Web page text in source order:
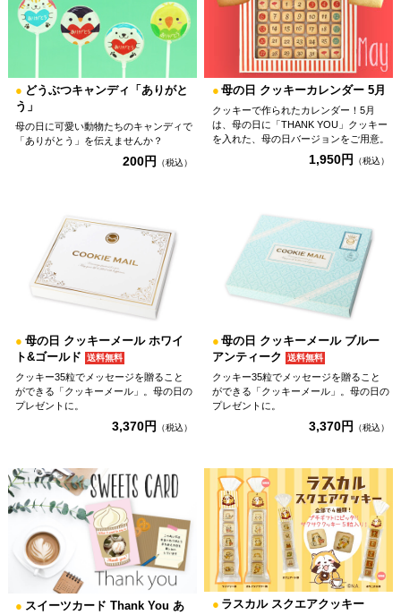
● どうぶつキャンディ「ありがと
う」
母の日に可愛い動物たちのキャンディで
「ありがとう」を伝えませんか？
200円 （税込）
●母の日 クッキーカレンダー 5月
クッキーで作られたカレンダー！5月
は、母の日に「THANK YOU」クッキー
を入れた、母の日バージョンをご用意。
1,950円 （税込）
● 母の日 クッキーメール ホワイ
ト&ゴールド
送料無料
クッキー35粒でメッセージを贈ること
ができる「クッキーメール」。母の日の
プレゼントに。
3,370円 （税込）
●母の日 クッキーメール ブルー
アンティーク
送料無料
クッキー35粒でメッセージを贈ること
ができる「クッキーメール」。母の日の
プレゼントに。
3,370円 （税込）
● スイーツカード Thank You あ
● ラスカル スクエアクッキー